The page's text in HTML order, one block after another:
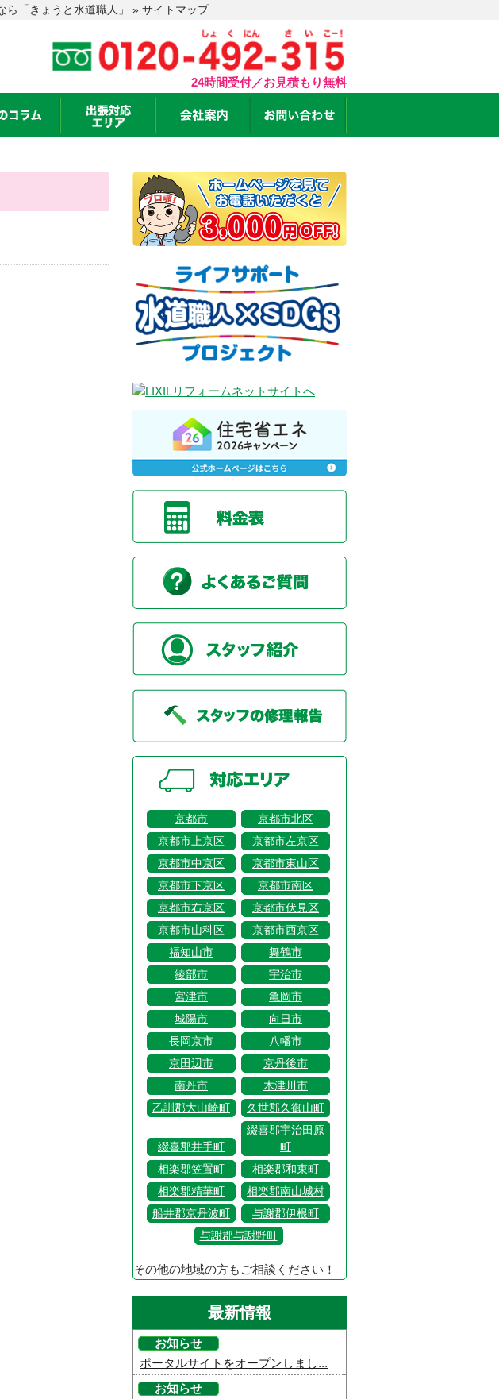
ら「きょうと水道職人」 » サイトマップ
24時間受付／お見積もり無料
京都市
京都市北区
京都市上京区
京都市左京区
京都市中京区
京都市東山区
京都市下京区
京都市南区
京都市右京区
京都市伏見区
京都市山科区
京都市西京区
福知山市
舞鶴市
綾部市
宇治市
宮津市
亀岡市
城陽市
向日市
長岡京市
八幡市
京田辺市
京丹後市
南丹市
木津川市
乙訓郡大山崎町
久世郡久御山町
綴喜郡井手町
綴喜郡宇治田原
町
相楽郡笠置町
相楽郡和束町
相楽郡精華町
相楽郡南山城村
船井郡京丹波町
与謝郡伊根町
与謝郡与謝野町
その他の地域の方もご相談ください！
最新情報
お知らせ
ポータルサイトをオープンしまし...
お知らせ